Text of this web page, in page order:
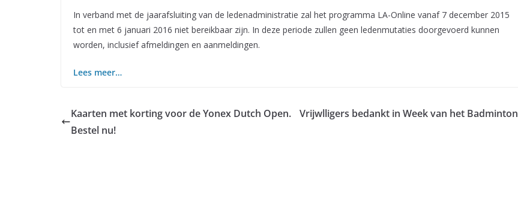
In verband met de jaarafsluiting van de ledenadministratie zal het programma LA-Online vanaf 7 december 2015
tot en met 6 januari 2016 niet bereikbaar zijn. In deze periode zullen geen ledenmutaties doorgevoerd kunnen
worden, inclusief afmeldingen en aanmeldingen.
Lees meer…
Kaarten met korting voor de Yonex Dutch Open.
Bestel nu!
Vrijwlligers bedankt in Week van het Badminton